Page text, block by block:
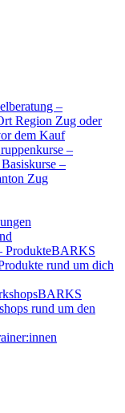
–
Region Zug oder
dem Kauf
–
–
Zug
BARKS
rund um dich
BARKS
rund um den